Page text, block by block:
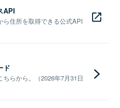
API
ら住所を取得できる公式API
ド
らから。（2026年7月31日